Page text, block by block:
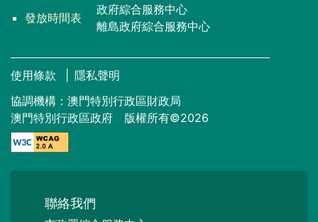
發放時間表
政府綜合服務中心
離島政府綜合服務中心
使用條款
隱私聲明
協調機構：澳門特別行政區財政局
澳門特別行政區政府 版權所有©2026
聯絡我們